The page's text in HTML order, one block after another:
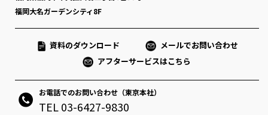
福岡大名ガーデンシティ8F
資料のダウンロード
メールでお問い合わせ
アフターサービスはこちら
お電話でのお問い合わせ（東京本社）
TEL 03-6427-9830